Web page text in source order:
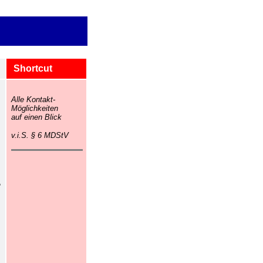
Shortcut
Alle Kontakt-
Möglichkeiten
auf einen Blick
v.i.S. § 6 MDStV